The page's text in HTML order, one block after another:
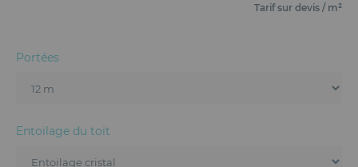
Solutions pour Événements Hybrides
Tarif sur devis / m²
Portées
Entoilage du toit